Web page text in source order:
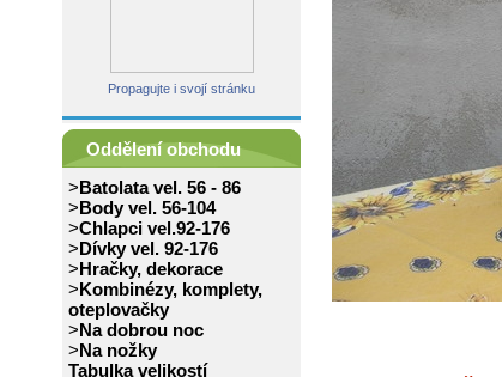
Propagujte i svojí stránku
Oddělení obchodu
>Batolata vel. 56 - 86
>Body vel. 56-104
>Chlapci vel.92-176
>Dívky vel. 92-176
>Hračky, dekorace
>Kombinézy, komplety,
oteplovačky
>Na dobrou noc
>Na nožky
Tabulka velikostí